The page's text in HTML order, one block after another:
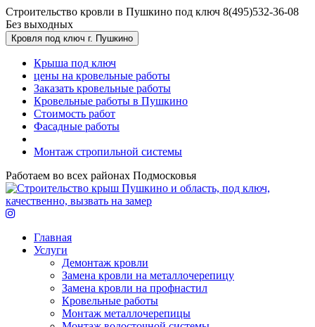
Перейти к основному содержанию
Строительство кровли в Пушкино под ключ 8(495)532-36-08
Без выходных
Кровля под ключ г. Пушкино
Крыша под ключ
цены на кровельные работы
Заказать кровельные работы
Кровельные работы в Пушкино
Стоимость работ
Фасадные работы
Монтаж стропильной системы
Работаем во всех районах Подмосковья
Главная
Услуги
Демонтаж кровли
Замена кровли на металлочерепицу
Замена кровли на профнастил
Кровельные работы
Монтаж металлочерепицы